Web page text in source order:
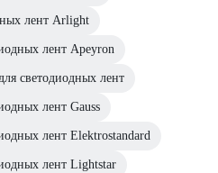
лент Arlight
лент Apeyron
светодиодных лент
лент Gauss
лент Elektrostandard
лент Lightstar